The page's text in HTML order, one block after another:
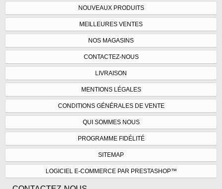
NOUVEAUX PRODUITS
MEILLEURES VENTES
NOS MAGASINS
CONTACTEZ-NOUS
LIVRAISON
MENTIONS LÉGALES
CONDITIONS GÉNÉRALES DE VENTE
QUI SOMMES NOUS
PROGRAMME FIDÉLITÉ
SITEMAP
LOGICIEL E-COMMERCE PAR PRESTASHOP™